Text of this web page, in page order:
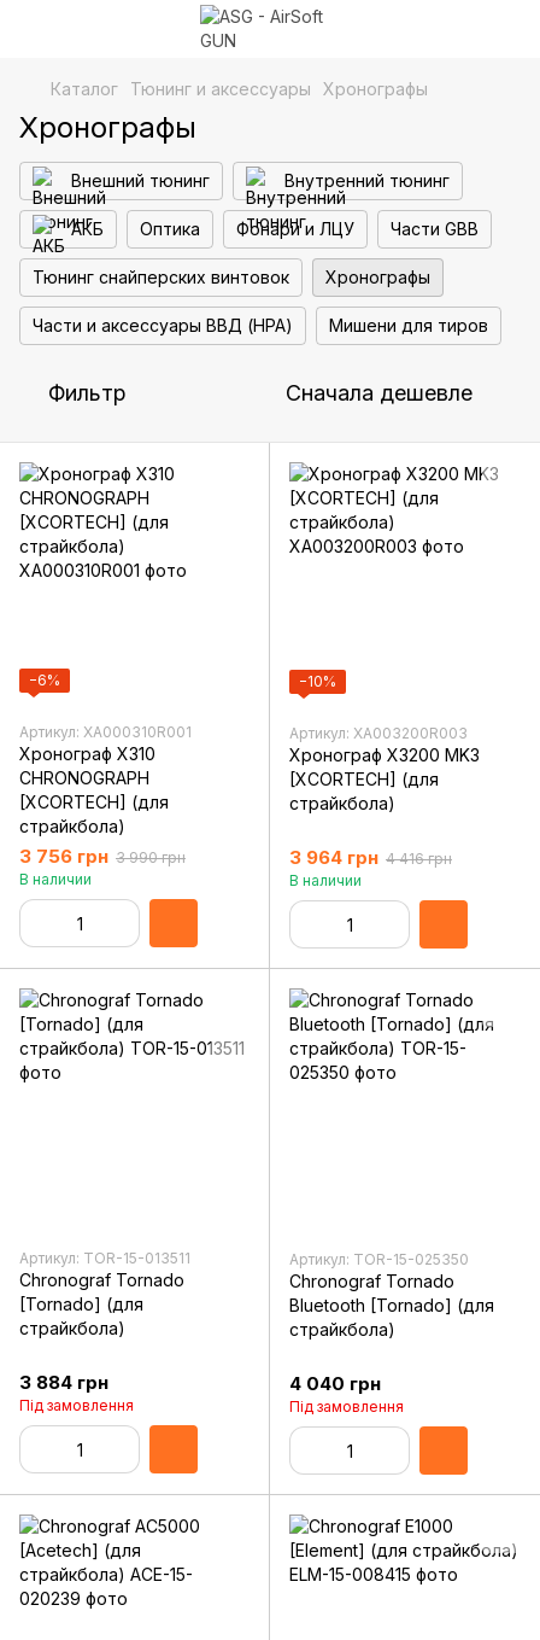
Каталог Тюнинг и аксессуары Хронографы
Хронографы
Внешний тюнинг Внутренний тюнинг
АКБ Оптика Фонари и ЛЦУ Части GBB
Тюнинг снайперских винтовок Хронографы
Части и аксессуары ВВД (HPA) Мишени для тиров
Фильтр Сначала дешевле
−6%
Артикул: XA000310R001
Хронограф X310
CHRONOGRAPH
[XCORTECH] (для
страйкбола)
3 756 грн 3 990 грн
В наличии
−10%
Артикул: XA003200R003
Хронограф X3200 MK3
[XCORTECH] (для
страйкбола)
3 964 грн 4 416 грн
В наличии
Артикул: TOR-15-013511
Chronograf Tornado
[Tornado] (для
страйкбола)
3 884 грн
Під замовлення
Артикул: TOR-15-025350
Chronograf Tornado
Bluetooth [Tornado] (для
страйкбола)
4 040 грн
Під замовлення